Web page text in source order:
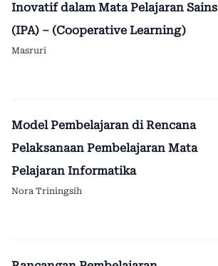
Inovatif dalam Mata Pelajaran Sains
(IPA) – (Cooperative Learning)
Masruri
Model Pembelajaran di Rencana
Pelaksanaan Pembelajaran Mata
Pelajaran Informatika
Nora Triningsih